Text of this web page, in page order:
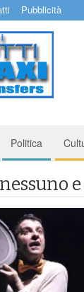
Pubblicità
Politica